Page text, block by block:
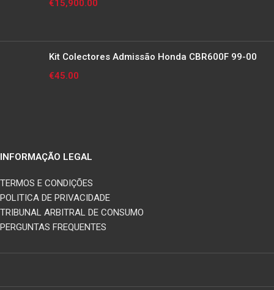
€15,900.00
Kit Colectores Admissão Honda CBR600F 99-00
€45.00
INFORMAÇÃO LEGAL
TERMOS E CONDIÇÕES
POLITICA DE PRIVACIDADE
TRIBUNAL ARBITRAL DE CONSUMO
PERGUNTAS FREQUENTES